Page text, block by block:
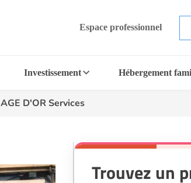
Espace professionnel
Investissement Hébergement
AGE D'OR Services
Trouvez un